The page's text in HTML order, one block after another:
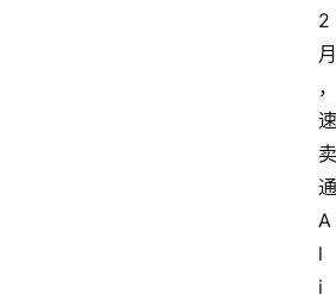
2
月
，
速
卖
通
A
l
i